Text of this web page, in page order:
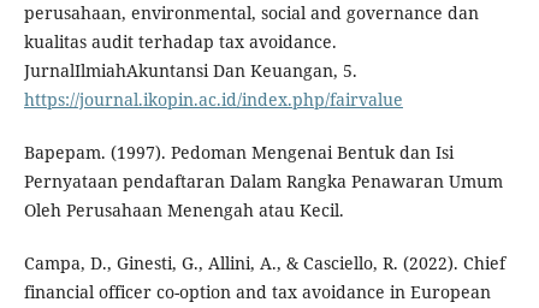
perusahaan, environmental, social and governance dan
kualitas audit terhadap tax avoidance.
JurnalIlmiahAkuntansi Dan Keuangan, 5.
https://journal.ikopin.ac.id/index.php/fairvalue
Bapepam. (1997). Pedoman Mengenai Bentuk dan Isi
Pernyataan pendaftaran Dalam Rangka Penawaran Umum
Oleh Perusahaan Menengah atau Kecil.
Campa, D., Ginesti, G., Allini, A., & Casciello, R. (2022). Chief
financial officer co-option and tax avoidance in European